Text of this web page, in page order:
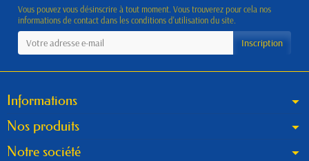
Vous pouvez vous désinscrire à tout moment. Vous trouverez pour cela nos
informations de contact dans les conditions d'utilisation du site.
Informations
Nos produits
Notre société